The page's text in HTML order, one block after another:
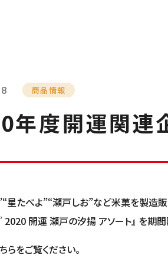
商品情報
年度開運関連
星たべよ”“瀬戸しお”など米菓を製造
2020 開運 瀬戸の汐揚 アソート』 を期
らをご覧ください。